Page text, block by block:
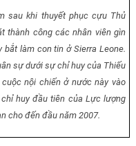
sau khi thuyết phục cựu Thủ
thành công các nhân viên gìn
làm con tin ở Sierra Leone.
sự dưới sự chỉ huy của Thiếu
nội chiến ở nước này vào
huy đầu tiên của Lực lượng
cho đến đầu năm 2007.